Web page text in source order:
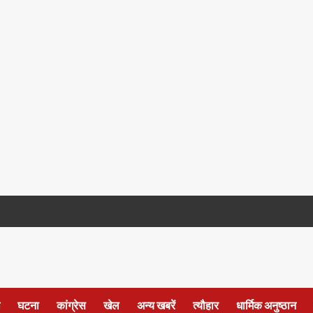
घटना कांग्रेस खेल अन्य खबरें त्यौहार धार्मिक अनुष्ठान